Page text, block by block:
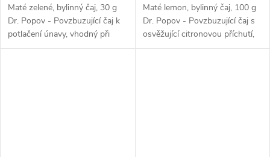
Maté zelené, bylinný čaj, 30 g
Dr. Popov - Povzbuzující čaj k
potlačení únavy, vhodný při
hubnutí. Podporuje zdravé
Maté lemon, bylinný čaj, 100 g
Dr. Popov - Povzbuzující čaj s
osvěžující citronovou příchutí,
výborný při hubnutí, lehce